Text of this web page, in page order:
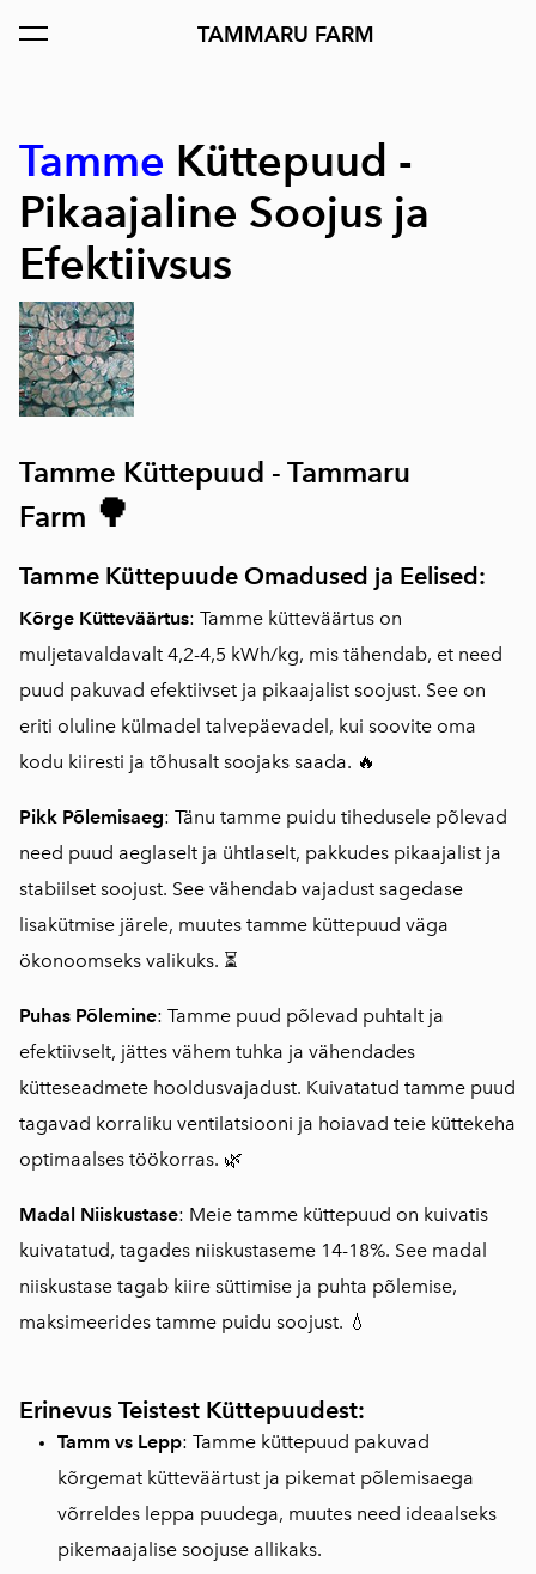
TAMMARU FARM
lisati ostukorvi. Vaata ostukorvi
Tamme Küttepuud -
Pikaajaline Soojus ja
Efektiivsus
Tamme Küttepuud - Tammaru
Farm 🌳
Tamme Küttepuude Omadused ja Eelised:
Kõrge Kütteväärtus: Tamme kütteväärtus on
muljetavaldavalt 4,2-4,5 kWh/kg, mis tähendab, et need
puud pakuvad efektiivset ja pikaajalist soojust. See on
eriti oluline külmadel talvepäevadel, kui soovite oma
kodu kiiresti ja tõhusalt soojaks saada. 🔥
Pikk Põlemisaeg: Tänu tamme puidu tihedusele põlevad
need puud aeglaselt ja ühtlaselt, pakkudes pikaajalist ja
stabiilset soojust. See vähendab vajadust sagedase
lisakütmise järele, muutes tamme küttepuud väga
ökonoomseks valikuks. ⏳
Puhas Põlemine: Tamme puud põlevad puhtalt ja
efektiivselt, jättes vähem tuhka ja vähendades
kütteseadmete hooldusvajadust. Kuivatatud tamme puud
tagavad korraliku ventilatsiooni ja hoiavad teie küttekeha
optimaalses töökorras. 🌿
Madal Niiskustase: Meie tamme küttepuud on kuivatis
kuivatatud, tagades niiskustaseme 14-18%. See madal
niiskustase tagab kiire süttimise ja puhta põlemise,
maksimeerides tamme puidu soojust. 💧
Erinevus Teistest Küttepuudest:
Tamm vs Lepp: Tamme küttepuud pakuvad
kõrgemat kütteväärtust ja pikemat põlemisaega
võrreldes leppa puudega, muutes need ideaalseks
pikemaajalise soojuse allikaks.